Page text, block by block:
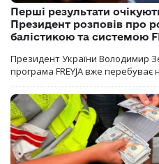
Перші результати
Президент розповів про
балістикою та системою
Президент України Володимир
програма FREYJA вже перебуває